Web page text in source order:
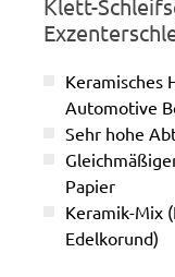
Klett-
Keramisches
Automotive
Sehr hohe
Papier
Keramik-Mix
Edelkorund)